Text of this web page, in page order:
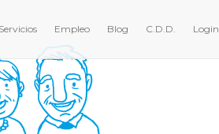
Servicios Empleo Blog C.D.D. Login